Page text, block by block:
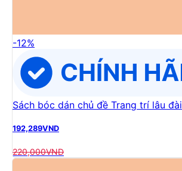
-12%
Sách bóc dán chủ đề Trang trí lâu đài
192,289VND
220,000VND